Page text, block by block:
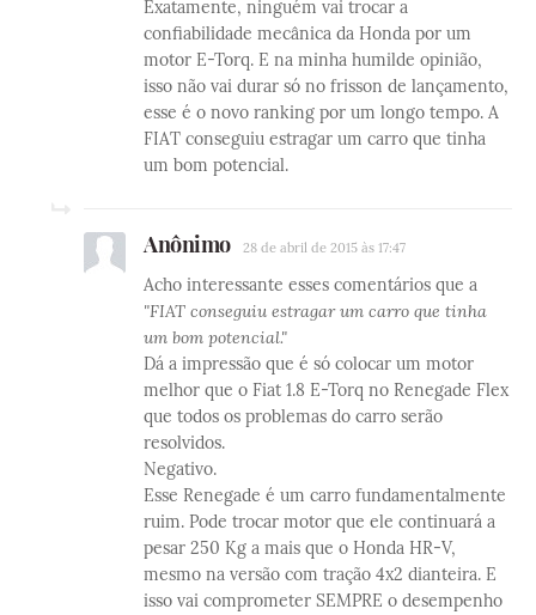
Exatamente, ninguém vai trocar a
confiabilidade mecânica da Honda por um
motor E-Torq. E na minha humilde opinião,
isso não vai durar só no frisson de lançamento,
esse é o novo ranking por um longo tempo. A
FIAT conseguiu estragar um carro que tinha
um bom potencial.
Anônimo 28 de abril de 2015 às 17:47
Acho interessante esses comentários que a
"FIAT conseguiu estragar um carro que tinha
um bom potencial."
Dá a impressão que é só colocar um motor
melhor que o Fiat 1.8 E-Torq no Renegade Flex
que todos os problemas do carro serão
resolvidos.
Negativo.
Esse Renegade é um carro fundamentalmente
ruim. Pode trocar motor que ele continuará a
pesar 250 Kg a mais que o Honda HR-V,
mesmo na versão com tração 4x2 dianteira. E
isso vai comprometer SEMPRE o desempenho